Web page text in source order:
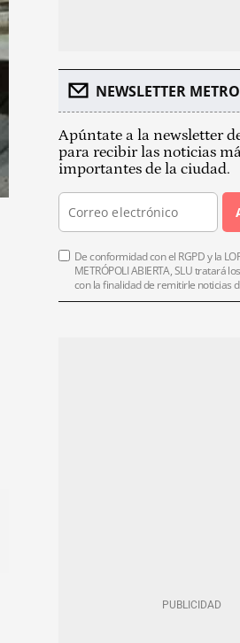
NEWSLETTER
Apúntate a la newsletter
para recibir las noticias
importantes de la ciudad.
De conformidad con el RGPD y la
METRÓPOLI ABIERTA, SLU tratará
con la finalidad de remitirle noticias